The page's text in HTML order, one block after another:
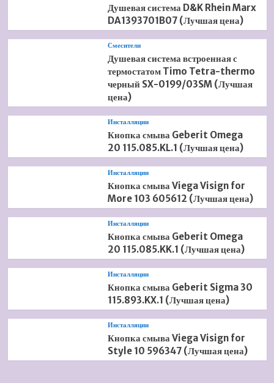
Душевая система D&K Rhein Marx
DA1393701B07 (Лучшая цена)
Смесители
Душевая система встроенная с
термостатом Timo Tetra-thermo
черный SX-0199/03SM (Лучшая
цена)
Инсталляции
Кнопка смыва Geberit Omega
20 115.085.KL.1 (Лучшая цена)
Инсталляции
Кнопка смыва Viega Visign for
More 103 605612 (Лучшая цена)
Инсталляции
Кнопка смыва Geberit Omega
20 115.085.KK.1 (Лучшая цена)
Инсталляции
Кнопка смыва Geberit Sigma 30
115.893.KX.1 (Лучшая цена)
Инсталляции
Кнопка смыва Viega Visign for
Style 10 596347 (Лучшая цена)